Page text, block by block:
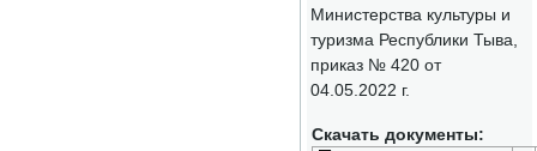
Министерства культуры и
туризма Республики Тыва,
приказ № 420 от
04.05.2022 г.
Скачать документы: